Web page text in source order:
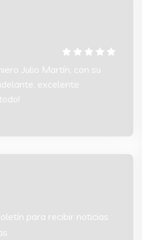
Julio Martín, con su
excelente
para recibir noticias